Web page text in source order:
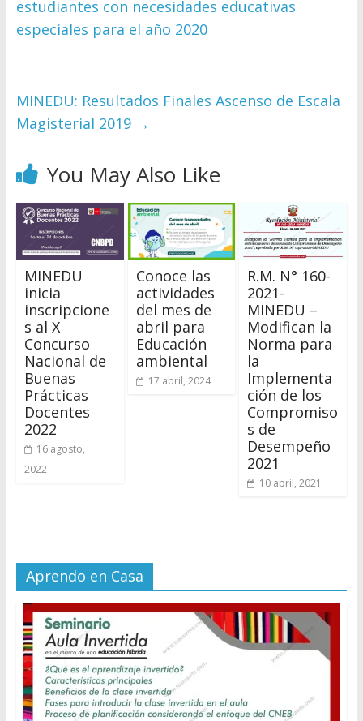
estudiantes con necesidades educativas
especiales para el año 2020
MINEDU: Resultados Finales Ascenso de Escala
Magisterial 2019 →
You May Also Like
MINEDU
inicia
inscripcione
s al X
Concurso
Nacional de
Buenas
Prácticas
Docentes
2022
16 agosto,
2022
Conoce las
actividades
del mes de
abril para
Educación
ambiental
17 abril, 2024
R.M. N° 160-
2021-
MINEDU –
Modifican la
Norma para
la
Implementa
ción de los
Compromiso
s de
Desempeño
2021
10 abril, 2021
Aprendo en Casa